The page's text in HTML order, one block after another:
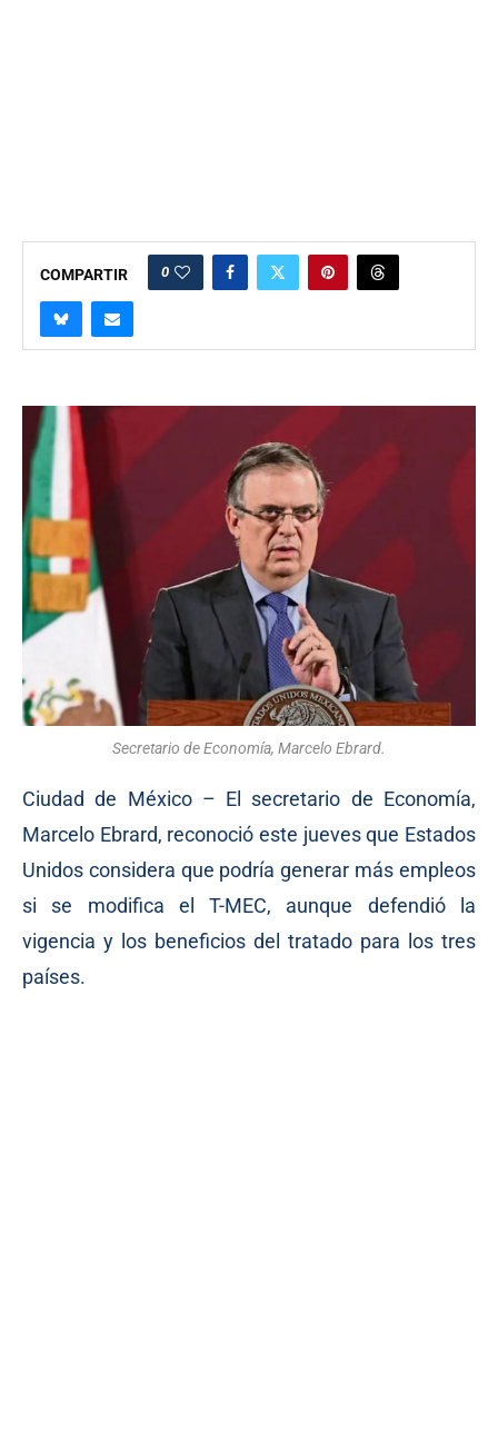
COMPARTIR 0
Secretario de Economía, Marcelo Ebrard.
Ciudad de México – El secretario de Economía,
Marcelo Ebrard, reconoció este jueves que Estados
Unidos considera que podría generar más empleos
si se modifica el T-MEC, aunque defendió la
vigencia y los beneficios del tratado para los tres
países.